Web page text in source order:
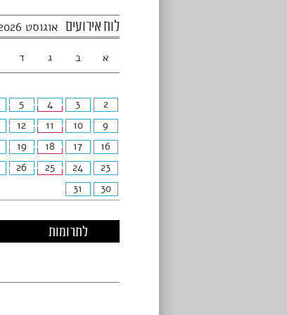
לוח אירועים אוגוסט 2026
א ב ג ד
2
3
4
5
9
10
11
12
16
17
18
19
23
24
25
26
30
31
לתרומות